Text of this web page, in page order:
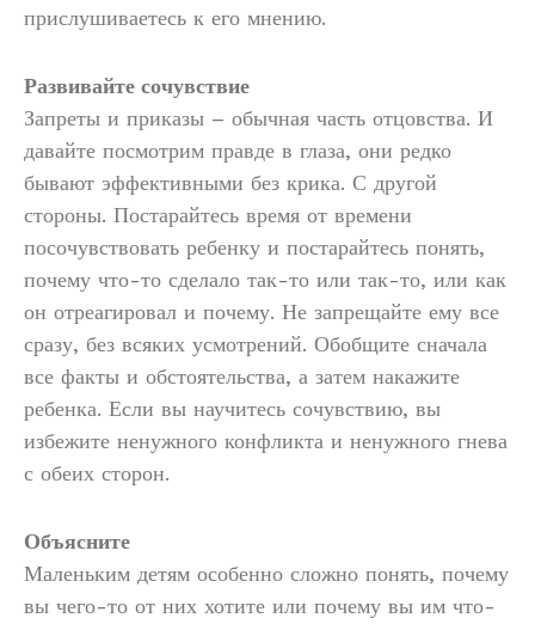
прислушиваетесь к его мнению.
Развивайте сочувствие
Запреты и приказы – обычная часть отцовства. И
давайте посмотрим правде в глаза, они редко
бывают эффективными без крика. С другой
стороны. Постарайтесь время от времени
посочувствовать ребенку и постарайтесь понять,
почему что-то сделало так-то или так-то, или как
он отреагировал и почему. Не запрещайте ему все
сразу, без всяких усмотрений. Обобщите сначала
все факты и обстоятельства, а затем накажите
ребенка. Если вы научитесь сочувствию, вы
избежите ненужного конфликта и ненужного гнева
с обеих сторон.
Объясните
Маленьким детям особенно сложно понять, почему
вы чего-то от них хотите или почему вы им что-